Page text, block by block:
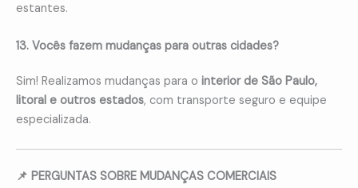
estantes.
13. Vocês fazem mudanças para outras cidades?
Sim! Realizamos mudanças para o interior de São Paulo,
litoral e outros estados, com transporte seguro e equipe
especializada.
📌 PERGUNTAS SOBRE MUDANÇAS COMERCIAIS